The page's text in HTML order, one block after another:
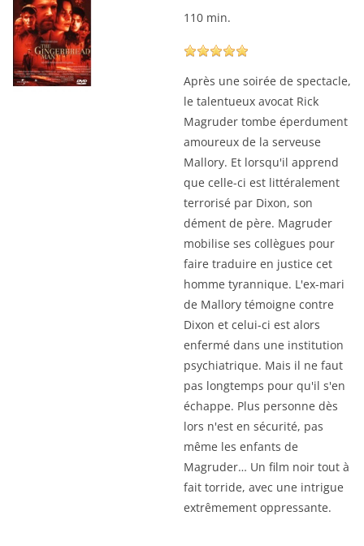
110 min.
Après une soirée de spectacle,
le talentueux avocat Rick
Magruder tombe éperdument
amoureux de la serveuse
Mallory. Et lorsqu'il apprend
que celle-ci est littéralement
terrorisé par Dixon, son
dément de père. Magruder
mobilise ses collègues pour
faire traduire en justice cet
homme tyrannique. L'ex-mari
de Mallory témoigne contre
Dixon et celui-ci est alors
enfermé dans une institution
psychiatrique. Mais il ne faut
pas longtemps pour qu'il s'en
échappe. Plus personne dès
lors n'est en sécurité, pas
même les enfants de
Magruder… Un film noir tout à
fait torride, avec une intrigue
extrêmement oppressante.